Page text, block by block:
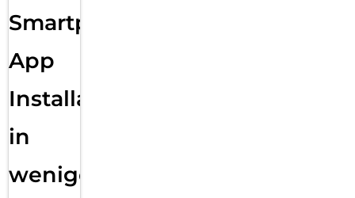
Einfaches, blasenfreies Aufbringen:
dazugehörigen Video Tutorial gestaltet sich die Montage des
kein schiefes Aufliegen des Screen Protectors auf dem
Display, keine verdeckten Öffnungen für Lautsprecher oder
Mikrofone und erst recht keine Blasen unter dem Schutzglas.
Gut für die Umwelt: der Eco-Montagerahmen besteht zu
dem Einsatz bedenkenlos mit dem Altpapier recycelt
Smartphone
App
Installation
in
wenigen